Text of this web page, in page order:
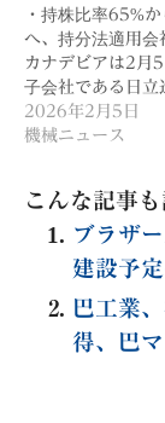
・持株比率65%
へ、持分法適用会
カナデビアは2月
子会社である日立
2026年2月5日
機械ニュース
こんな記事
ブラザ
建設予
巴工業
得、巴